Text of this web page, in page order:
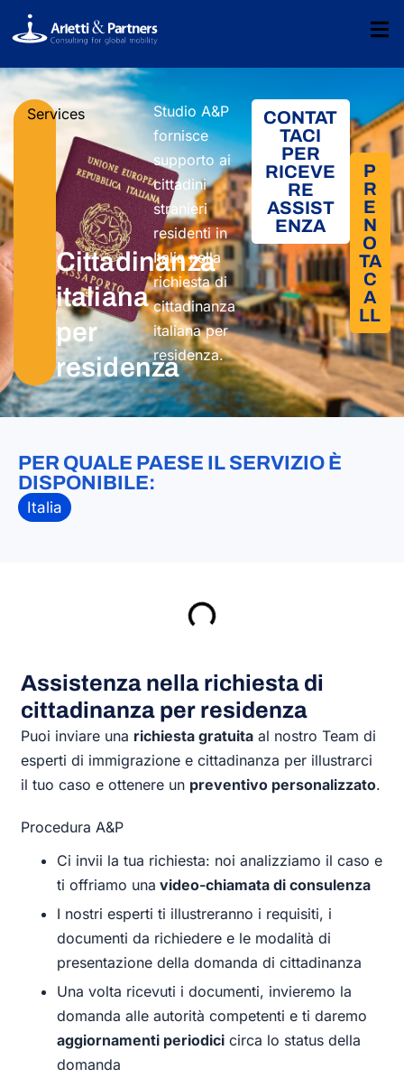
Services
Cittadinanza
italiana
per
residenza
Studio A&P
fornisce
supporto ai
cittadini
stranieri
residenti in
Italia nella
richiesta di
cittadinanza
italiana per
residenza.
CONTAT
TACI
PER
RICEVE
RE
ASSIST
ENZA
P
R
E
N
O
TA
C
A
LL
PER QUALE PAESE IL SERVIZIO È
DISPONIBILE:
Italia
Assistenza nella richiesta di
cittadinanza per residenza
Puoi inviare una richiesta gratuita al nostro Team di
esperti di immigrazione e cittadinanza per illustrarci
il tuo caso e ottenere un preventivo personalizzato.
Procedura A&P
Ci invii la tua richiesta: noi analizziamo il caso e
ti offriamo una video-chiamata di consulenza
I nostri esperti ti illustreranno i requisiti, i
documenti da richiedere e le modalità di
presentazione della domanda di cittadinanza
Una volta ricevuti i documenti, invieremo la
domanda alle autorità competenti e ti daremo
aggiornamenti periodici circa lo status della
domanda